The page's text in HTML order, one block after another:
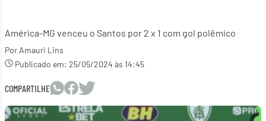
América-MG venceu o Santos por 2 x 1 com gol polêmico
Por Amauri Lins
Publicado em: 25/05/2024 às 14:45
COMPARTILHE